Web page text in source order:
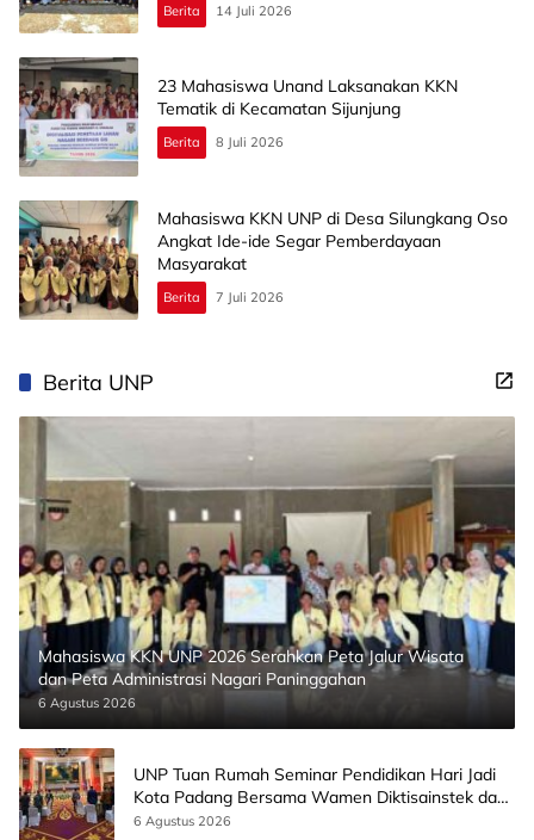
Berita 14 Juli 2026
23 Mahasiswa Unand Laksanakan KKN
Tematik di Kecamatan Sijunjung
Berita 8 Juli 2026
Mahasiswa KKN UNP di Desa Silungkang Oso
Angkat Ide-ide Segar Pemberdayaan
Masyarakat
Berita 7 Juli 2026
Berita UNP
Mahasiswa KKN UNP 2026 Serahkan Peta Jalur Wisata
dan Peta Administrasi Nagari Paninggahan
6 Agustus 2026
UNP Tuan Rumah Seminar Pendidikan Hari Jadi
Kota Padang Bersama Wamen Diktisainstek dan
CEO EMGS Malaysia
6 Agustus 2026